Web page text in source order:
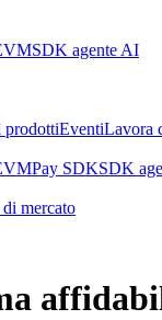
SDK agente AI
prodottiEventiLavora
Pay SDKSDK
mercato